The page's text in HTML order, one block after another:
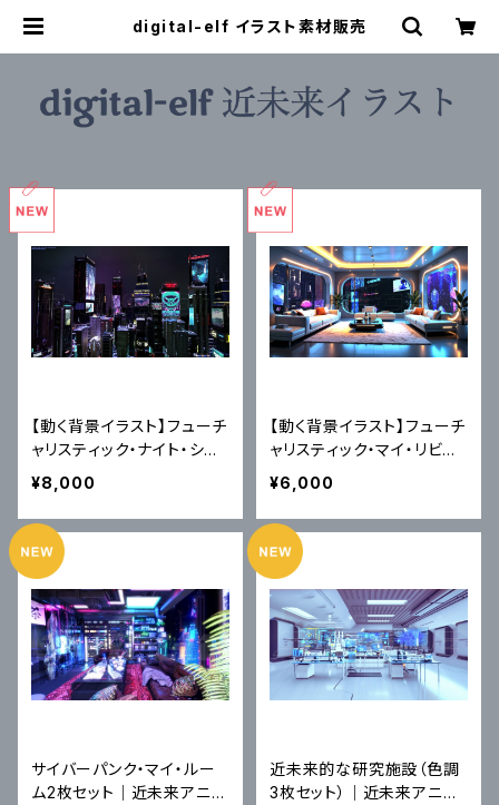
digital-elf イラスト素材販売
【動く背景イラスト】フューチ
ャリスティック・ナイト・シテ
ィー（4Kループ映像MP4）
｜近未来アニメ風イラスト
素材
¥8,000
【動く背景イラスト】フューチ
ャリスティック・マイ・リビン
グルーム（ループ映像MP4・
4ファイル）｜近未来アニメ
風イラスト素材
¥6,000
サイバーパンク・マイ・ルー
ム2枚セット｜近未来アニメ
近未来的な研究施設（色調
3枚セット）｜近未来アニメ